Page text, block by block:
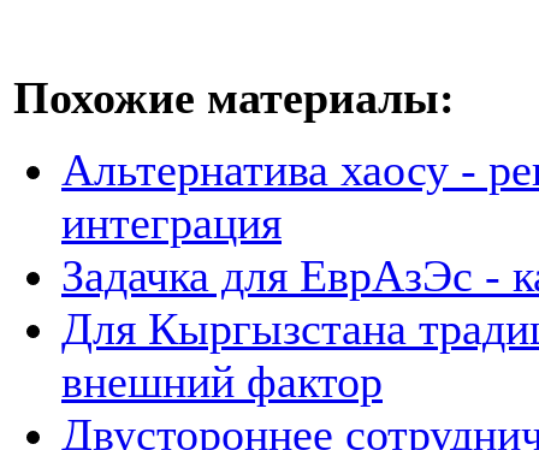
Похожие материалы:
Альтернатива хаосу -
интеграция
Задачка для ЕврАзЭс -
Для Кыргызстана
внешний фактор
Двустороннее